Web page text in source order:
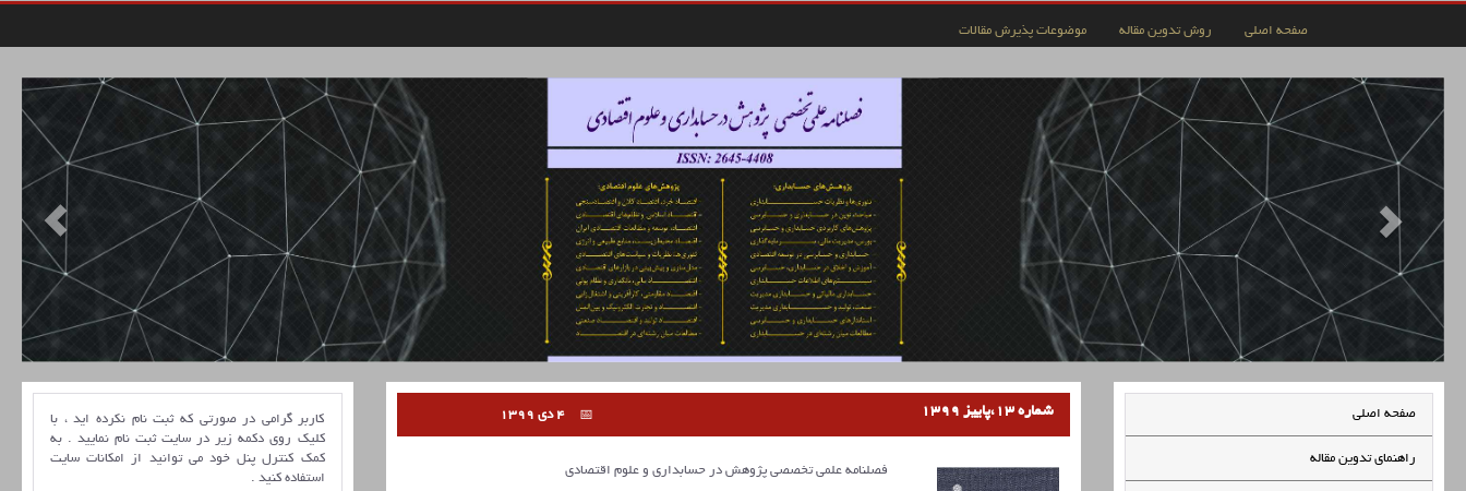
صفحه اصلی روش تدوین مقاله موضوعات پذیرش مقالات
صفحه اصلی
راهنمای تدوین مقاله
شماره 13،پاییز 1399
فصلنامه علمی تخصصی پژوهش در حسابداری و علوم اقتصادی
کاربر گرامی در صورتی که ثبت نام نکرده اید ، با
کلیک روی دکمه زیر در سایت ثبت نام نمایید . به
کمک کنترل پنل خود می توانید از امکانات سایت
استفاده کنید .